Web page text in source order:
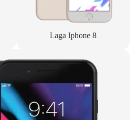
Laga Iphone 8